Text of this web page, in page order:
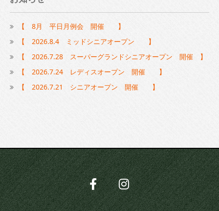
【 8月 平日月例会 開催 】
【 2026.8.4 ミッドシニアオープン 】
【 2026.7.28 スーパーグランドシニアオープン 開催 】
【 2026.7.24 レディスオープン 開催 】
【 2026.7.21 シニアオープン 開催 】